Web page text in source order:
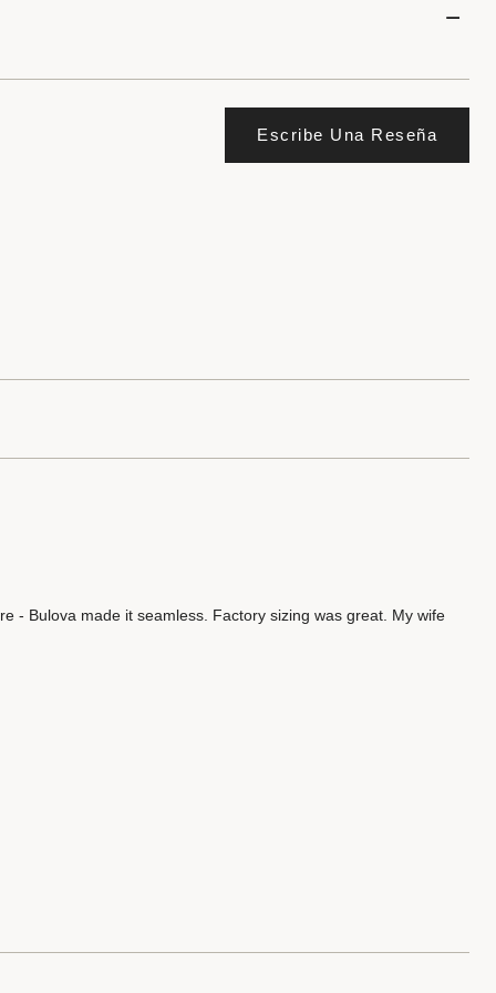
Escribe Una Reseña
- Bulova made it seamless. Factory sizing was great. My wife